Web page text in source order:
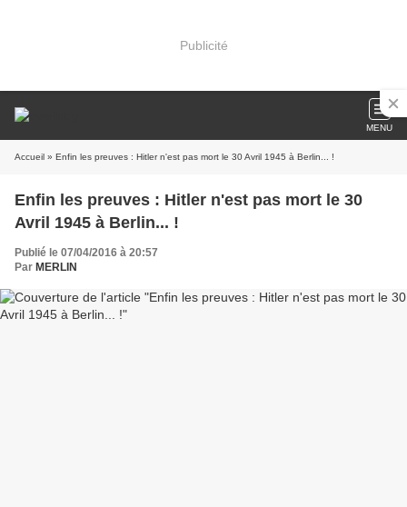
Publicité
MENU
Accueil » Enfin les preuves : Hitler n'est pas mort le 30 Avril 1945 à Berlin... !
Enfin les preuves : Hitler n'est pas mort le 30
Avril 1945 à Berlin... !
Publié le 07/04/2016 à 20:57
Par MERLIN